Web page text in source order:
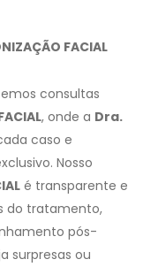
FACIAL
consultas
, onde a Dra.
caso e
Nosso
é transparente e
do tratamento,
pós-
surpresas ou